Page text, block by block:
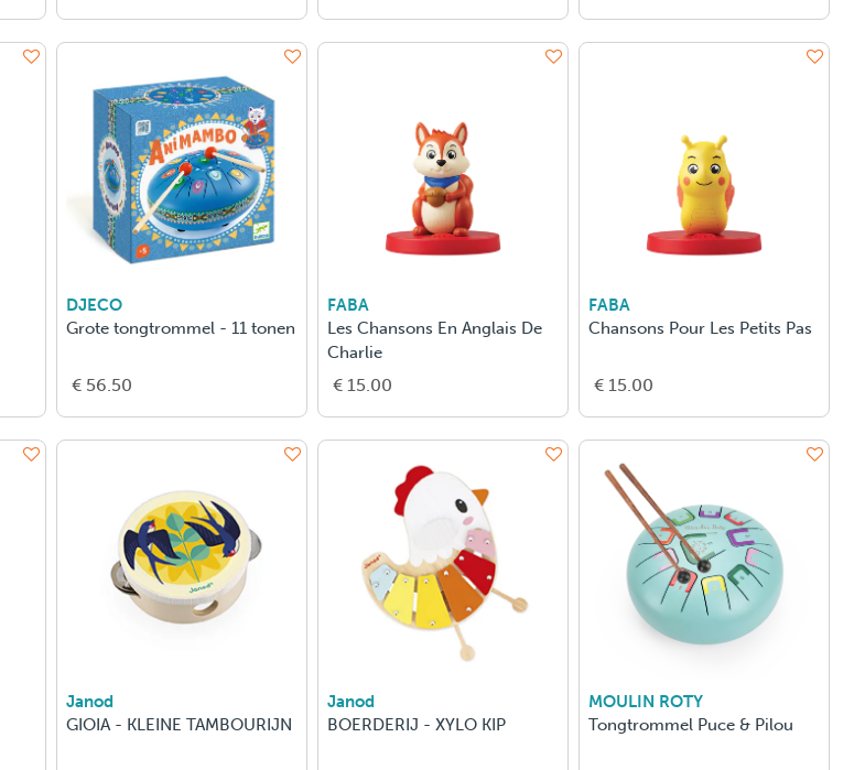
DJECO
Grote tongtrommel - 11 tonen
€ 56.50
FABA
Les Chansons En Anglais De
Charlie
€ 15.00
FABA
Chansons Pour Les Petits Pas
€ 15.00
Janod
GIOIA - KLEINE TAMBOURIJN
Janod
BOERDERIJ - XYLO KIP
MOULIN ROTY
Tongtrommel Puce & Pilou